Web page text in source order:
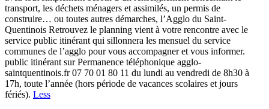
transport, les déchets ménagers et assimilés, un permis de
construire… ou toutes autres démarches, l’Agglo du Saint-
Quentinois Retrouvez le planning vient à votre rencontre avec le
service public itinérant qui sillonnera les mensuel du service
communes de l’agglo pour vous accompagner et vous informer.
public itinérant sur Permanence téléphonique agglo-
saintquentinois.fr 07 70 01 80 11 du lundi au vendredi de 8h30 à
17h, toute l’année (hors période de vacances scolaires et jours
fériés). Less